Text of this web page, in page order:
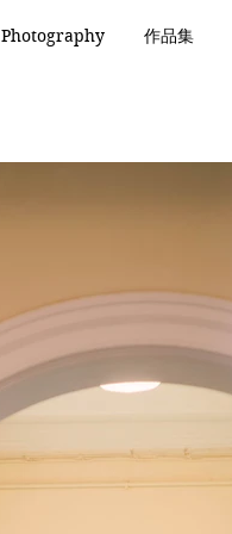
Photography 作品集